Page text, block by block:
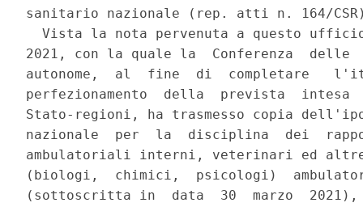
sanitario nazionale (rep. atti n. 164/
Vista la nota pervenuta a questo
2021, con la quale la  Conferenza
autonome,  al  fine  di  completare
perfezionamento  della  prevista
Stato-regioni, ha trasmesso copia
nazionale  per  la  disciplina  dei
ambulatoriali interni, veterinari ed
(biologi,  chimici,  psicologi)
(sottoscritta in  data  30  marzo